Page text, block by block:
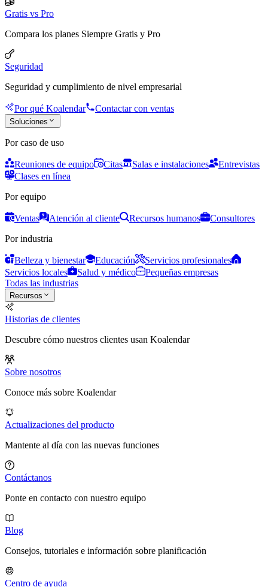
Gratis vs Pro
Compara los planes Siempre Gratis y Pro
Seguridad
Seguridad y cumplimiento de nivel empresarial
Por qué Koalendar Contactar con ventas
Soluciones
Por caso de uso
Reuniones de equipo Citas Salas e instalaciones
Entrevistas
Clases en línea
Por equipo
Ventas Atención al cliente Recursos humanos
Consultores
Por industria
Belleza y bienestar Educación
Servicios profesionales
Servicios locales
Salud y médico
Pequeñas empresas
Todas las industrias
Recursos
Historias de clientes
Descubre cómo nuestros clientes usan Koalendar
Sobre nosotros
Conoce más sobre Koalendar
Actualizaciones del producto
Mantente al día con las nuevas funciones
Contáctanos
Ponte en contacto con nuestro equipo
Blog
Consejos, tutoriales e información sobre planificación
Centro de ayuda